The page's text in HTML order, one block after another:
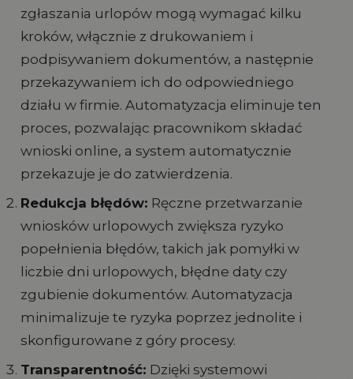
zgłaszania urlopów mogą wymagać kilku
kroków, włącznie z drukowaniem i
podpisywaniem dokumentów, a następnie
przekazywaniem ich do odpowiedniego
działu w firmie. Automatyzacja eliminuje ten
proces, pozwalając pracownikom składać
wnioski online, a system automatycznie
przekazuje je do zatwierdzenia.
Redukcja błędów: Ręczne przetwarzanie
wniosków urlopowych zwiększa ryzyko
popełnienia błędów, takich jak pomyłki w
liczbie dni urlopowych, błędne daty czy
zgubienie dokumentów. Automatyzacja
minimalizuje te ryzyka poprzez jednolite i
skonfigurowane z góry procesy.
Transparentność: Dzięki systemowi